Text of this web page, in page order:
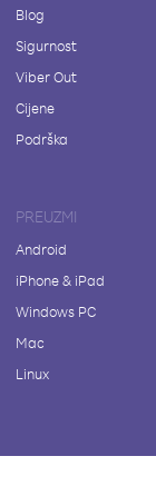
Blog
Sigurnost
Viber Out
Cijene
Podrška
PREUZMI
Android
iPhone & iPad
Windows PC
Mac
Linux